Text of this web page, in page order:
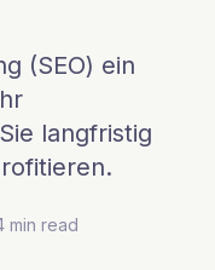
(SEO) ein
langfristig
min read